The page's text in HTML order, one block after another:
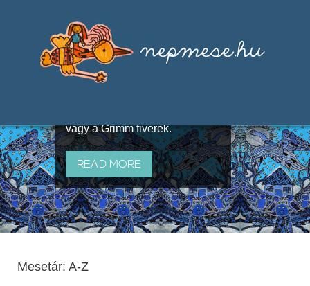
útján terjedő elbeszélésekből,
melyeket olyan ismert gyűjtők
állítottak össze, mint Benedek
vagy a Grimm fivérek.
READ MORE
Mesetár: A-Z